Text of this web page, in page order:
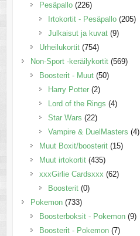
Pesäpallo (226)
Irtokortit - Pesäpallo (205)
Julkaisut ja kuvat (9)
Urheilukortit (754)
Non-Sport -keräilykortit (569)
Boosterit - Muut (50)
Harry Potter (2)
Lord of the Rings (4)
Star Wars (22)
Vampire & DuelMasters (4)
Muut Boxit/boosterit (15)
Muut irtokortit (435)
xxxGirlie Cardsxxx (62)
Boosterit (0)
Pokemon (733)
Boosterboksit - Pokemon (9)
Boosterit - Pokemon (7)